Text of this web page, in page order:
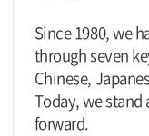
Since 1980, we
through seven
Chinese,
Today, we stand
forward.